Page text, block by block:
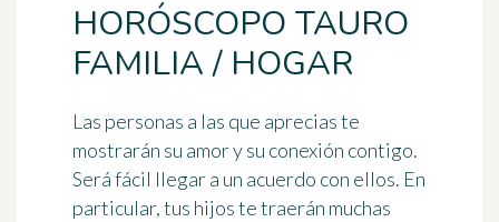
HORÓSCOPO TAURO
FAMILIA / HOGAR
Las personas a las que aprecias te
mostrarán su amor y su conexión contigo.
Será fácil llegar a un acuerdo con ellos. En
particular, tus hijos te traerán muchas